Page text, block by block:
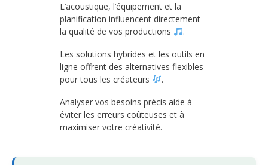
L’acoustique, l’équipement et la
planification influencent directement
la qualité de vos productions
.
Les solutions hybrides et les outils en
ligne offrent des alternatives flexibles
pour tous les créateurs
.
Analyser vos besoins précis aide à
éviter les erreurs coûteuses et à
maximiser votre créativité.